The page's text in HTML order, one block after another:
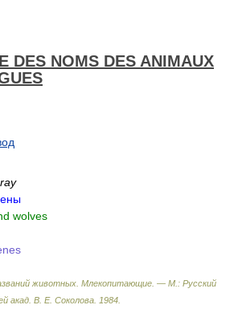
DES NOMS DES ANIMAUX
wolves
животных. Млекопитающие. — М.: Русский
акад. В. Е. Соколова 1984